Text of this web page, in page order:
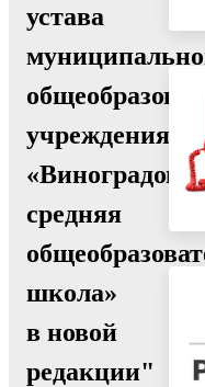
устава
учреждения
средняя
школа»
в новой
редакции"